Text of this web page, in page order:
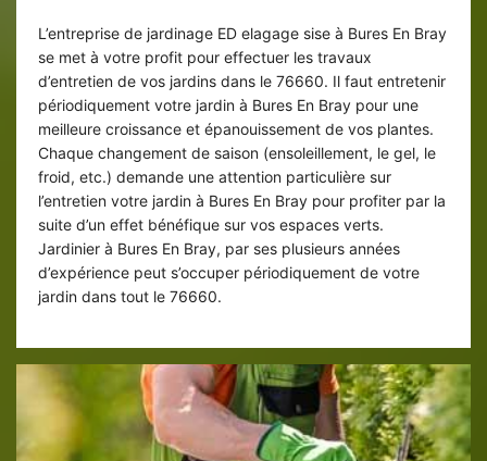
L’entreprise de jardinage ED elagage sise à Bures En Bray
se met à votre profit pour effectuer les travaux
d’entretien de vos jardins dans le 76660. Il faut entretenir
périodiquement votre jardin à Bures En Bray pour une
meilleure croissance et épanouissement de vos plantes.
Chaque changement de saison (ensoleillement, le gel, le
froid, etc.) demande une attention particulière sur
l’entretien votre jardin à Bures En Bray pour profiter par la
suite d’un effet bénéfique sur vos espaces verts.
Jardinier à Bures En Bray, par ses plusieurs années
d’expérience peut s’occuper périodiquement de votre
jardin dans tout le 76660.